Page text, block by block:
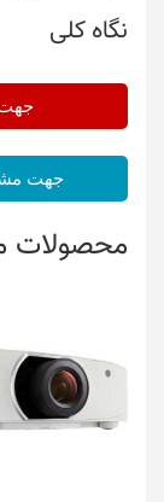
نگاه کلی
جهت
جهت
محصولات